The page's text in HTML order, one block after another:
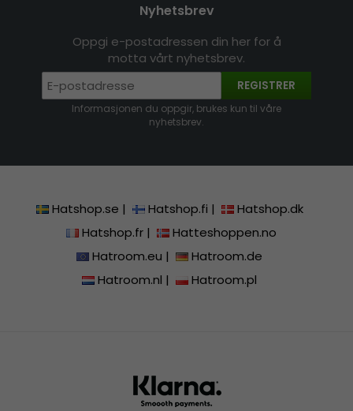
Nyhetsbrev
Oppgi e-postadressen din her for å
motta vårt nyhetsbrev.
REGISTRER
Informasjonen du oppgir, brukes kun til våre
nyhetsbrev.
Hatshop.se | Hatshop.fi |
Hatshop.dk
Hatshop.fr|
Hatteshoppen.no
Hatroom.eu |
Hatroom.de
Hatroom.nl | Hatroom.pl